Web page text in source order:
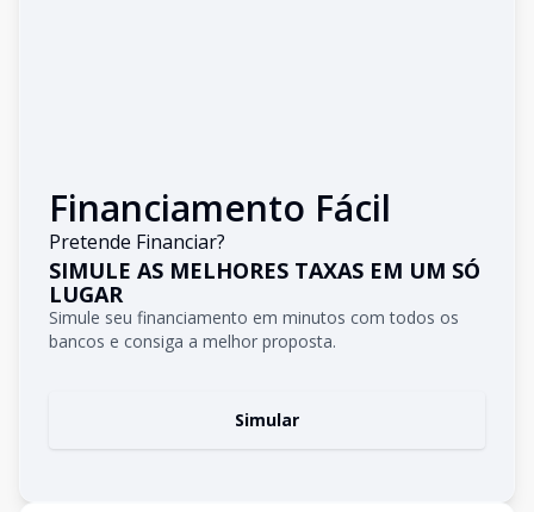
Financiamento Fácil
Pretende Financiar?
SIMULE AS MELHORES TAXAS EM UM SÓ
LUGAR
Simule seu financiamento em minutos com todos os
bancos e consiga a melhor proposta.
Simular